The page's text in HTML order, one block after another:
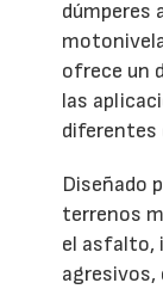
dúmperes
ofrece un
las
diferentes
Diseñado
terrenos
el asfalto,
agresivos,